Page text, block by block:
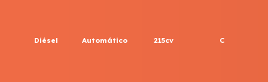
Diésel Automático 215cv C